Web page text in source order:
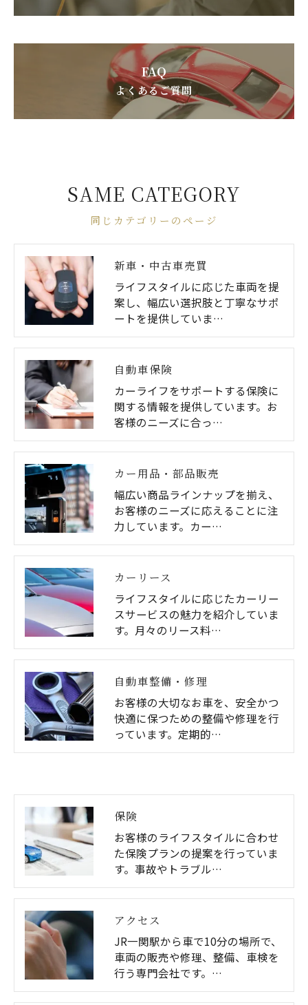
FAQ
よくあるご質問
同じカテゴリーのページ
SAME CATEGORY
新車・中古車売買
ライフスタイルに応じた車両を提
案し、幅広い選択肢と丁寧なサポ
ートを提供していま…
自動車保険
カーライフをサポートする保険に
関する情報を提供しています。お
客様のニーズに合っ…
カー用品・部品販売
幅広い商品ラインナップを揃え、
お客様のニーズに応えることに注
力しています。カー…
カーリース
ライフスタイルに応じたカーリー
スサービスの魅力を紹介していま
す。月々のリース料…
自動車整備・修理
お客様の大切なお車を、安全かつ
快適に保つための整備や修理を行
っています。定期的…
保険
お客様のライフスタイルに合わせ
た保険プランの提案を行っていま
す。事故やトラブル…
アクセス
JR一関駅から車で10分の場所で、
車両の販売や修理、整備、車検を
行う専門会社です。…